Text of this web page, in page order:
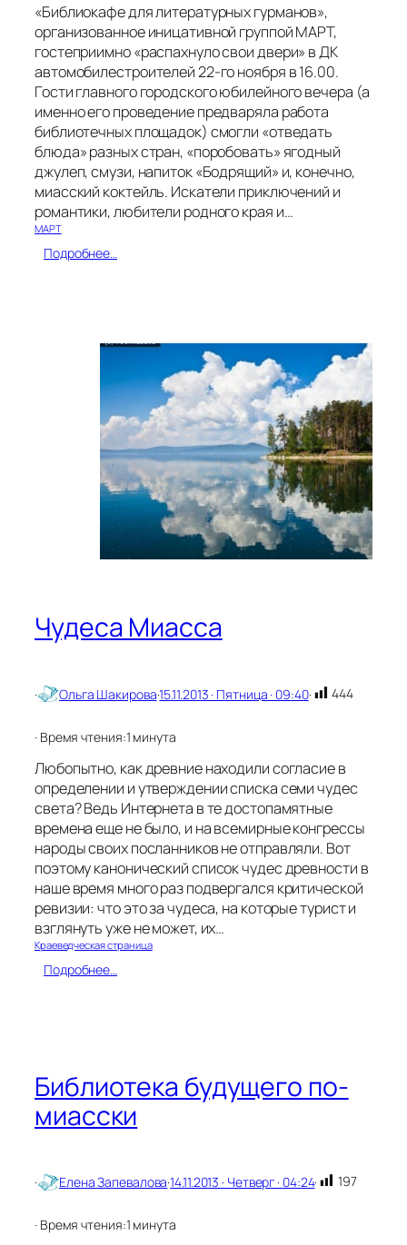
а
ш
е
е
л
и
ч
е
с
в
о
«Библиокафе для литературных гурманов»,
организованное иницативной группой МАРТ,
гостеприимно «распахнуло свои двери» в ДК
автомобилестроителей 22-го ноября в 16.00.
Гости главного городского юбилейного вечера (а
именно его проведение предваряла работа
библиотечных площадок) смогли «отведать
блюда» разных стран, «поробовать» ягодный
джулеп, смузи, напиток «Бодрящий» и, конечно,
миасский коктейль. Искатели приключений и
романтики, любители родного края и…
МАРТ
Подробнее…
е
к
и
г
р
о
д
Чудеса Миасса
· Ольга Шакирова·15.11.2013 · Пятница · 09:40· 444
· Время чтения:1 минута
Любопытно, как древние находили согласие в
определении и утверждении списка семи чудес
света? Ведь Интернета в те достопамятные
времена еще не было, и на всемирные конгрессы
народы своих посланников не отправляли. Вот
поэтому канонический список чудес древности в
наше время много раз подвергался критической
ревизии: что это за чудеса, на которые турист и
взглянуть уже не может, их…
Краеведческая страница
Подробнее…
М
и
а
а
Библиотека будущего по-
миасски
· Елена Запевалова·14.11.2013 · Четверг · 04:24· 197
· Время чтения:1 минута